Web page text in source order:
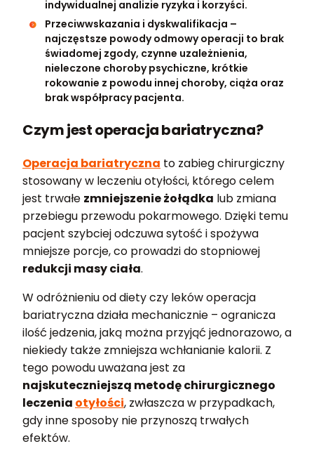
indywidualnej analizie ryzyka i korzyści.
Przeciwwskazania i dyskwalifikacja –
najczęstsze powody odmowy operacji to brak
świadomej zgody, czynne uzależnienia,
nieleczone choroby psychiczne, krótkie
rokowanie z powodu innej choroby, ciąża oraz
brak współpracy pacjenta.
Czym jest operacja bariatryczna?
Operacja bariatryczna to zabieg chirurgiczny
stosowany w leczeniu otyłości, którego celem
jest trwałe zmniejszenie żołądka lub zmiana
przebiegu przewodu pokarmowego. Dzięki temu
pacjent szybciej odczuwa sytość i spożywa
mniejsze porcje, co prowadzi do stopniowej
redukcji masy ciała.
W odróżnieniu od diety czy leków operacja
bariatryczna działa mechanicznie – ogranicza
ilość jedzenia, jaką można przyjąć jednorazowo, a
niekiedy także zmniejsza wchłanianie kalorii. Z
tego powodu uważana jest za
najskuteczniejszą metodę chirurgicznego
leczenia otyłości, zwłaszcza w przypadkach,
gdy inne sposoby nie przynoszą trwałych
efektów.